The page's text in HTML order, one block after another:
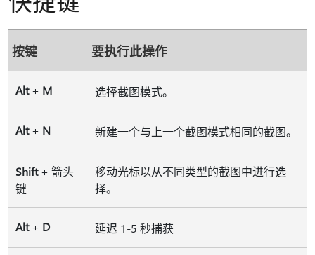
按键 要执行此操作
Alt+ M 选择截图模式。
Alt+ N 新建一个与上一个截图模式相同的截图。
Shift+ 箭头
键
移动光标以从不同类型的截图中进行选
择。
Alt+ D 延迟 1-5 秒捕获